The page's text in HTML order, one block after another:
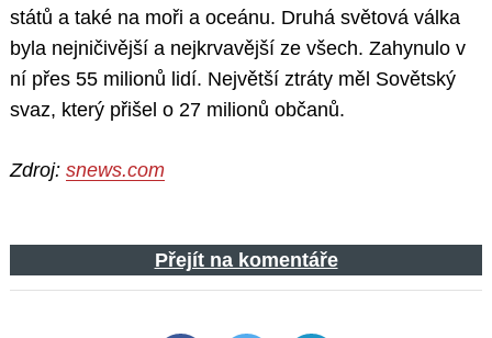
států a také na moři a oceánu. Druhá světová válka
byla nejničivější a nejkrvavější ze všech. Zahynulo v
ní přes 55 milionů lidí. Největší ztráty měl Sovětský
svaz, který přišel o 27 milionů občanů.
Zdroj: snews.com
Přejít na komentáře